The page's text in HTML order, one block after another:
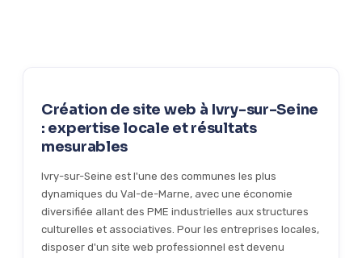
Création de site web à Ivry-sur-Seine
: expertise locale et résultats
mesurables
Ivry-sur-Seine est l'une des communes les plus
dynamiques du Val-de-Marne, avec une économie
diversifiée allant des PME industrielles aux structures
culturelles et associatives. Pour les entreprises locales,
disposer d'un site web professionnel est devenu